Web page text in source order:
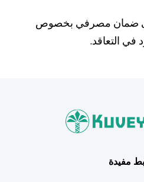
ضمان مصرفي بخصوص
في التعاقد.
مفيدة